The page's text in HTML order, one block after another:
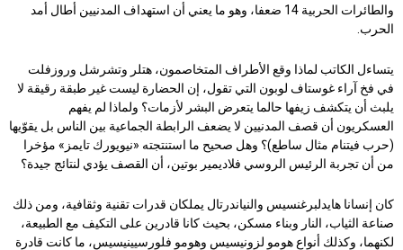
والطائرات الحربية 14 ضعفا، وهو ما يعني أن استهداف المدنيين أطال أمد
الحرب.
يتساءل الكاتب لماذا وقع الأطراف المتخاصمون، هتلر وتشرشل وروزفلت
في فخ آراء غوستاف لوبون التي تقول، إن الحضارة ليست غير طبقة رقيقة لا
يلبث أن يتكشف زيفها حالما يتعرض البشر لأزمات؟ ولماذا لم يفهم
العسكريون أن قصف المدنيين لا يضعف الرابطة الجماعية بين الناس بل يقوّيها
(حرب فيتنام مثال ساطع)؟ وهل صحيح ما استنتجته «نيويورك تايمز» مؤخرا
من أن تجربة الرئيس الروسي فلاديمير بوتين، أن القصف يؤدي لنتائج جيدة؟
كان إنسانا هايدلبرغنسيس والنياندرتال يملكان قدرات تقنية وثقافية، ومن ذلك
صناعة الثياب، النار وبناء مسكن، بحيث كانا قادرين على التكيف مع الطبيعة،
لكنهما، وكذلك أنواع هومو لزونيسيس وهومو فلورسيينيسيس، ما كانت قادرة